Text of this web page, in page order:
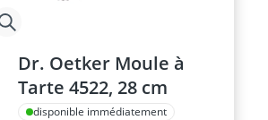
Dr. Oetker Moule à
Tarte 4522, 28 cm
disponible immédiatement